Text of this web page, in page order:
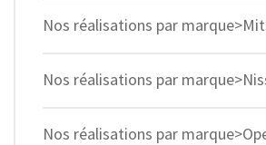
Nos réalisations par
Nos réalisations par
Nos réalisations par